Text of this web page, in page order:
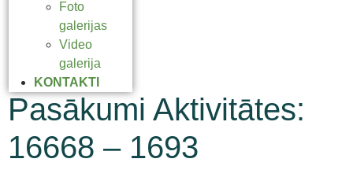
Foto
galerijas
Video
galerija
KONTAKTI
Pasākumi Aktivitātes:
16668 – 1693